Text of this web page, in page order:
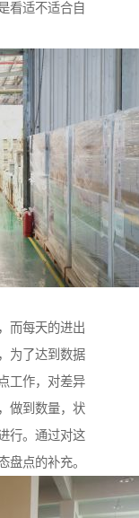
看适不适合自
而每天的进出
为了达到数据
工作，对差异
做到数量，状
行。通过对这
盘点的补充。